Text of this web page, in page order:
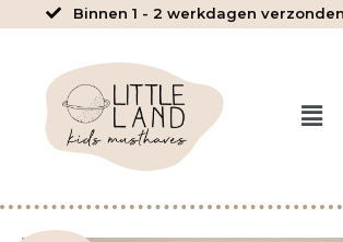
inhoud
Binnen 1 - 2 werkdagen verzonden